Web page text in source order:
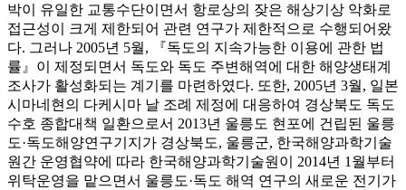
박이 유일한 교통수단이면서 항로상의 잦은 해상기상 악화로
접근성이 크게 제한되어 관련 연구가 제한적으로 수행되어왔
다. 그러나 2005년 5월, 『독도의 지속가능한 이용에 관한 법
률』이 제정되면서 독도와 독도 주변해역에 대한 해양생태계
조사가 활성화되는 계기를 마련하였다. 또한, 2005년 3월, 일본
시마네현의 다케시마 날 조례 제정에 대응하여 경상북도 독도
수호 종합대책 일환으로서 2013년 울릉도 현포에 건립된 울릉
도·독도해양연구기지가 경상북도, 울릉군, 한국해양과학기술
원간 운영협약에 따라 한국해양과학기술원이 2014년 1월부터
위탁운영을 맡으면서 울릉도·독도 해역 연구의 새로운 전기가